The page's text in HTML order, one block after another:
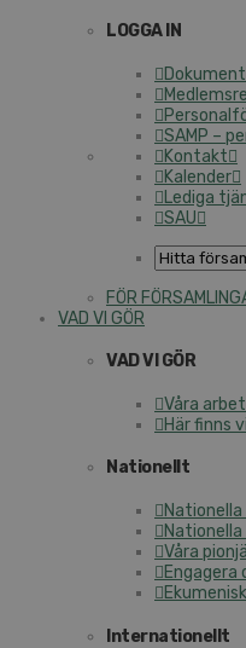
LOGGA IN
SAMP –
Kontakt
Kalender
Lediga
SAU
FÖR
VAD VI GÖR
VAD VI GÖR
Våra
Här finns vi
Na­tio­nellt
Våra
Engagera
In­ter­na­tio­nellt